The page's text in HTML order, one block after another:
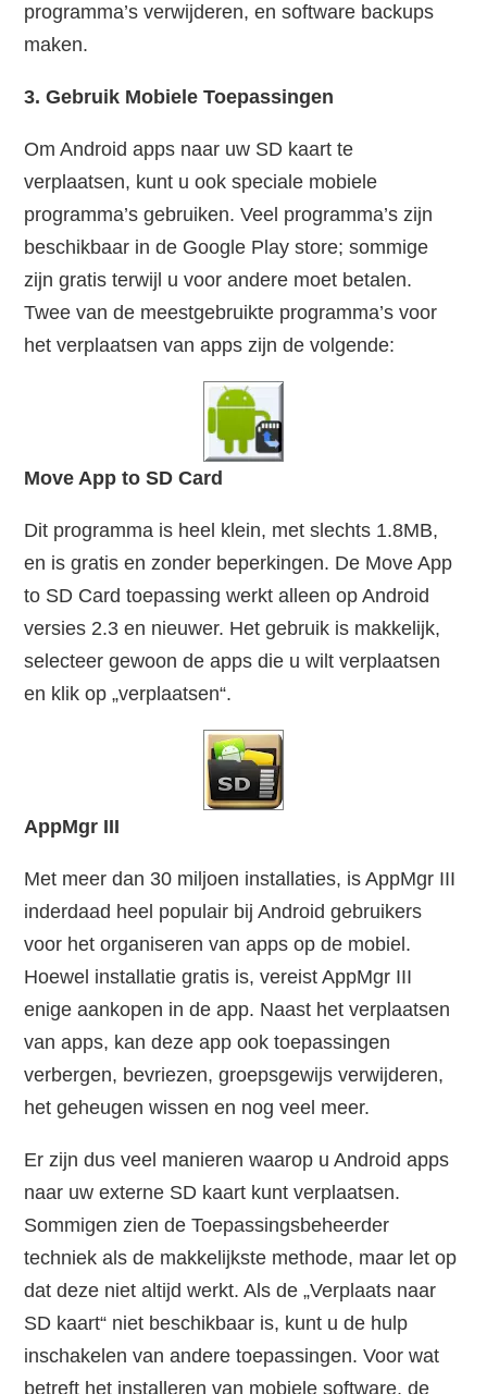
programma’s verwijderen, en software backups
maken.
3. Gebruik Mobiele Toepassingen
Om Android apps naar uw SD kaart te
verplaatsen, kunt u ook speciale mobiele
programma’s gebruiken. Veel programma’s zijn
beschikbaar in de Google Play store; sommige
zijn gratis terwijl u voor andere moet betalen.
Twee van de meestgebruikte programma’s voor
het verplaatsen van apps zijn de volgende:
Move App to SD Card
Dit programma is heel klein, met slechts 1.8MB,
en is gratis en zonder beperkingen. De Move App
to SD Card toepassing werkt alleen op Android
versies 2.3 en nieuwer. Het gebruik is makkelijk,
selecteer gewoon de apps die u wilt verplaatsen
en klik op „verplaatsen“.
AppMgr III
Met meer dan 30 miljoen installaties, is AppMgr III
inderdaad heel populair bij Android gebruikers
voor het organiseren van apps op de mobiel.
Hoewel installatie gratis is, vereist AppMgr III
enige aankopen in de app. Naast het verplaatsen
van apps, kan deze app ook toepassingen
verbergen, bevriezen, groepsgewijs verwijderen,
het geheugen wissen en nog veel meer.
Er zijn dus veel manieren waarop u Android apps
naar uw externe SD kaart kunt verplaatsen.
Sommigen zien de Toepassingsbeheerder
techniek als de makkelijkste methode, maar let op
dat deze niet altijd werkt. Als de „Verplaats naar
SD kaart“ niet beschikbaar is, kunt u de hulp
inschakelen van andere toepassingen. Voor wat
betreft het installeren van mobiele software, de